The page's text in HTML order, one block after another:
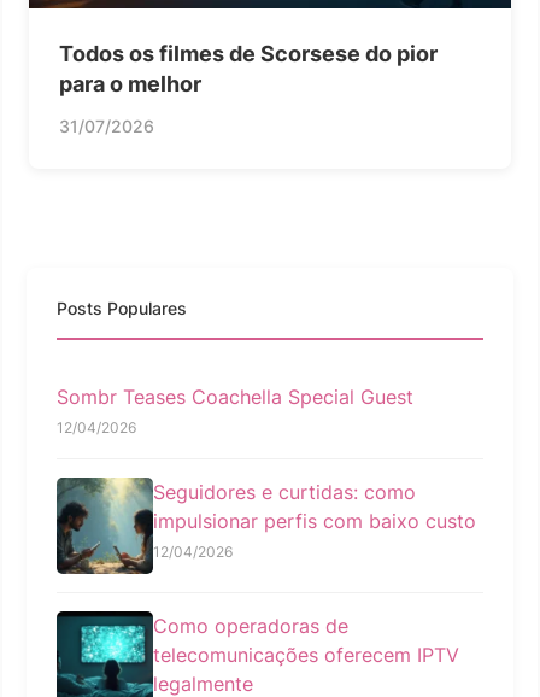
Todos os filmes de Scorsese do pior
para o melhor
31/07/2026
Posts Populares
Sombr Teases Coachella Special Guest
12/04/2026
Seguidores e curtidas: como
impulsionar perfis com baixo custo
12/04/2026
Como operadoras de
telecomunicações oferecem IPTV
legalmente